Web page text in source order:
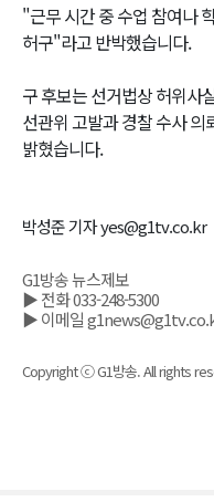
"근무 시간 중 수업 참여나
허구"라고 반박했습니다.
구 후보는 선거법상 허위사
선관위 고발과 경찰 수사
밝혔습니다.
박성준 기자 yes@g1tv.co.kr
G1방송 뉴스제보
▶ 전화 033-248-5300
▶ 이메일
Copyright ⓒ G1방송. All rights